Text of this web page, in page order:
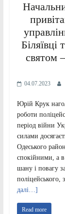
святом
04.07.2023
Юрій Крук
роботи
період війни
силами
Одеського
спокійними, а
шану і повагу
далі…]
Read more